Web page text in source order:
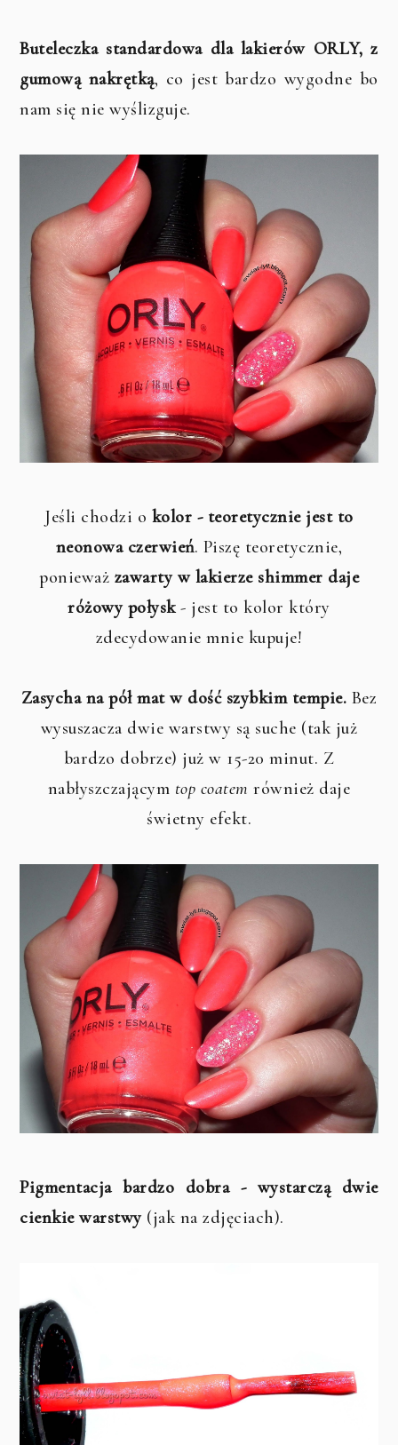
Buteleczka standardowa dla lakierów ORLY, z
gumową nakrętką, co jest bardzo wygodne bo
nam się nie wyślizguje.
Jeśli chodzi o kolor - teoretycznie jest to
neonowa czerwień. Piszę teoretycznie,
ponieważ zawarty w lakierze shimmer daje
różowy połysk- jest to kolor który
zdecydowanie mnie kupuje!
Zasycha na pół mat w dość szybkim tempie. Bez
wysuszacza dwie warstwy są suche (tak już
bardzo dobrze) już w 15-20 minut. Z
nabłyszczającym top coatem również daje
świetny efekt.
Pigmentacja bardzo dobra - wystarczą dwie
cienkie warstwy(jak na zdjęciach).